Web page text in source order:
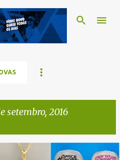
Pular para o conteúdo
setembro, 2016